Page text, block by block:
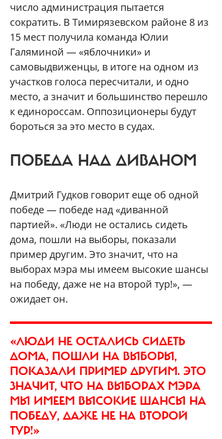
число администрация пытается
сократить. В Тимирязевском районе 8 из
15 мест получила команда Юлии
Галяминой — «яблочники» и
самовыдвиженцы, в итоге на одном из
участков голоса пересчитали, и одно
место, а значит и большинство перешло
к единороссам. Оппозиционеры будут
бороться за это место в судах.
ПОБЕДА НАД ДИВАНОМ
Дмитрий Гудков говорит еще об одной
победе — победе над «диванной
партией». «Люди не остались сидеть
дома, пошли на выборы, показали
пример другим. Это значит, что на
выборах мэра мы имеем высокие шансы
на победу, даже не на второй тур!», —
ожидает он.
«ЛЮДИ НЕ ОСТАЛИСЬ СИДЕТЬ
ДОМА, ПОШЛИ НА ВЫБОРЫ,
ПОКАЗАЛИ ПРИМЕР ДРУГИМ. ЭТО
ЗНАЧИТ, ЧТО НА ВЫБОРАХ МЭРА
МЫ ИМЕЕМ ВЫСОКИЕ ШАНСЫ НА
ПОБЕДУ, ДАЖЕ НЕ НА ВТОРОЙ
ТУР!»